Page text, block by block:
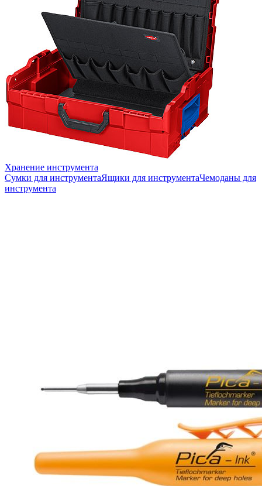
Хранение инструмента
Сумки для инструментаЯщики для инструментаЧемоданы для
инструмента